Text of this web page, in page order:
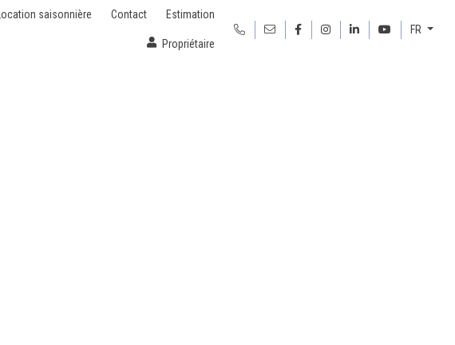
FR
Location saisonnière Contact Estimation
Propriétaire